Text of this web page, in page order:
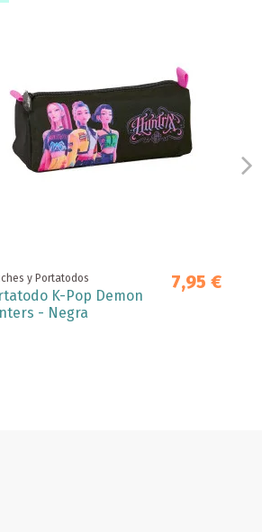
y Portatodos
K-Pop Demon
- Negra
7,95 €